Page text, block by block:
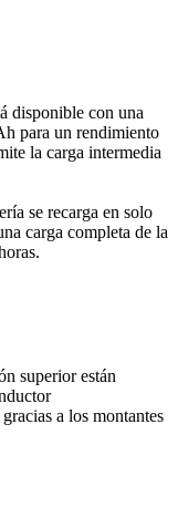
disponible con una
para un rendimiento
la carga intermedia
se recarga en solo
carga completa de la
superior están
a los montantes